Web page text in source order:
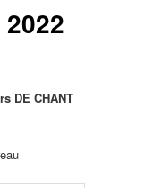
DE CHANT